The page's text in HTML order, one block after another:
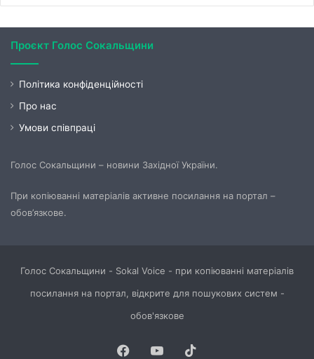
Проєкт Голос Сокальщини
Політика конфіденційності
Про нас
Умови співпраці
Голос Сокальщини – новини Західної України.
При копіюванні матеріалів активне посилання на портал –
обов’язкове.
Голос Сокальщини - Sokal Voice - при копіюванні матеріалів
посилання на портал, відкрите для пошукових систем -
обов'язкове
Facebook
YouTube